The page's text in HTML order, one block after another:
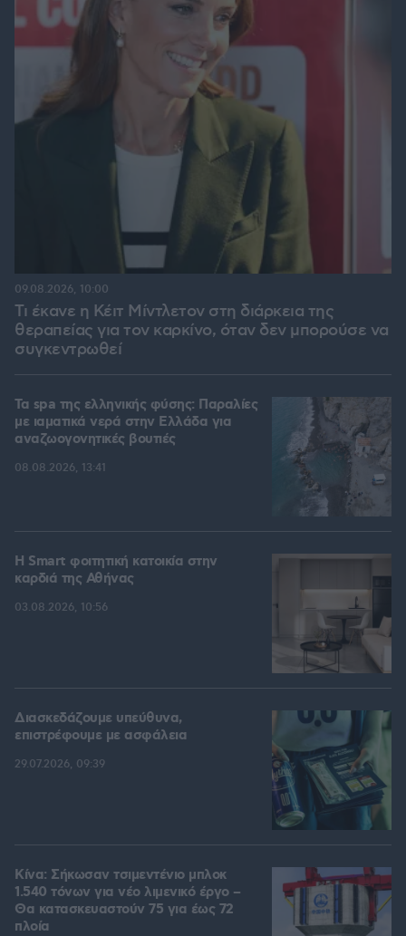
Τι έκανε η Κέιτ Μίντλετον στη διάρκεια της
θεραπείας για τον καρκίνο, όταν δεν μπορούσε να
συγκεντρωθεί
09.08.2026, 10:00
Τα spa της ελληνικής φύσης: Παραλίες
με ιαματικά νερά στην Ελλάδα για
αναζωογονητικές βουτιές
08.08.2026, 13:41
Η Smart φοιτητική κατοικία στην
καρδιά της Αθήνας
03.08.2026, 10:56
Διασκεδάζουμε υπεύθυνα,
επιστρέφουμε με ασφάλεια
29.07.2026, 09:39
Κίνα: Σήκωσαν τσιμεντένιο μπλοκ
1.540 τόνων για νέο λιμενικό έργο –
Θα κατασκευαστούν 75 για έως 72
πλοία